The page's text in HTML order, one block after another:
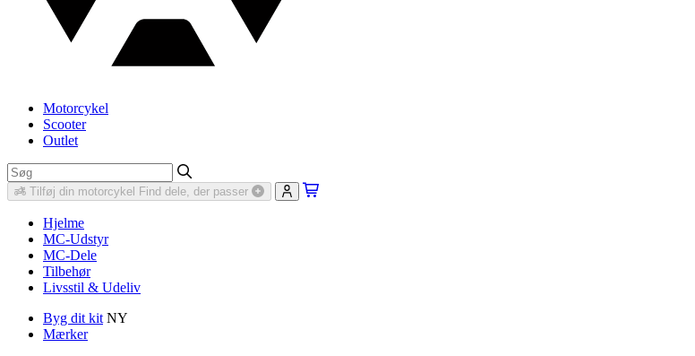
Motorcykel
Scooter
Outlet
Tilføj din motorcykel Find dele, der passer
Hjelme
MC-Udstyr
MC-Dele
Tilbehør
Livsstil & Udeliv
Byg dit kit NY
Mærker